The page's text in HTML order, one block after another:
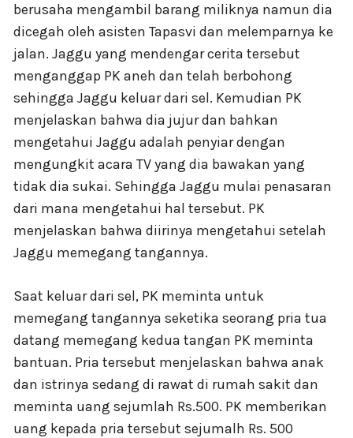
berusaha mengambil barang miliknya namun dia
dicegah oleh asisten Tapasvi dan melemparnya ke
jalan. Jaggu yang mendengar cerita tersebut
menganggap PK aneh dan telah berbohong
sehingga Jaggu keluar dari sel. Kemudian PK
menjelaskan bahwa dia jujur dan bahkan
mengetahui Jaggu adalah penyiar dengan
mengungkit acara TV yang dia bawakan yang
tidak dia sukai. Sehingga Jaggu mulai penasaran
dari mana mengetahui hal tersebut. PK
menjelaskan bahwa diirinya mengetahui setelah
Jaggu memegang tangannya.
Saat keluar dari sel, PK meminta untuk
memegang tangannya seketika seorang pria tua
datang memegang kedua tangan PK meminta
bantuan. Pria tersebut menjelaskan bahwa anak
dan istrinya sedang di rawat di rumah sakit dan
meminta uang sejumlah Rs.500. PK memberikan
uang kepada pria tersebut sejumalh Rs. 500